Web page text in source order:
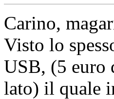
Carino,
Visto lo
USB, (5 euro
lato) il quale